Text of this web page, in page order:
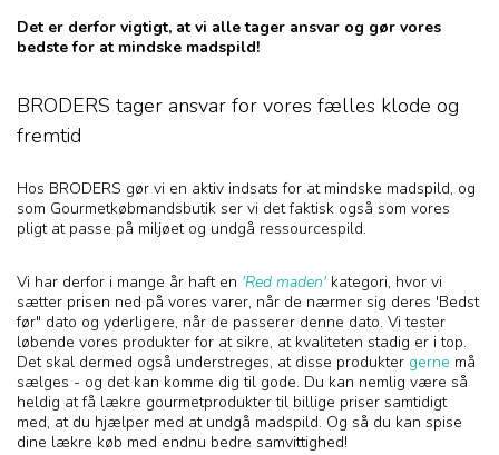
Det er derfor vigtigt, at vi alle tager ansvar og gør vores
bedste for at mindske madspild!
BRODERS tager ansvar for vores fælles klode og
fremtid
Hos BRODERS gør vi en aktiv indsats for at mindske madspild, og
som Gourmetkøbmandsbutik ser vi det faktisk også som vores
pligt at passe på miljøet og undgå ressourcespild.
Vi har derfor i mange år haft en 'Red maden' kategori, hvor vi
sætter prisen ned på vores varer, når de nærmer sig deres 'Bedst
før" dato og yderligere, når de passerer denne dato. Vi tester
løbende vores produkter for at sikre, at kvaliteten stadig er i top.
Det skal dermed også understreges, at disse produkter gerne må
sælges - og det kan komme dig til gode. Du kan nemlig være så
heldig at få lækre gourmetprodukter til billige priser samtidigt
med, at du hjælper med at undgå madspild. Og så du kan spise
dine lækre køb med endnu bedre samvittighed!